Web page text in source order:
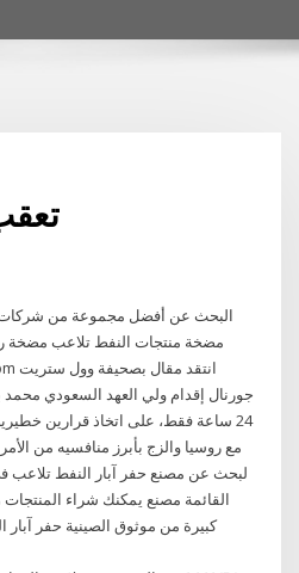
البحث عن أفضل مجموعة من شركات
مضخة منتجات النفط تلاعب مضخة
جورنال إقدام ولي العهد السعودي
24 ساعة فقط، على اتخاذ قرارين
مع روسيا والزج بأبرز منافسيه من
لبحث عن مصنع حفر آبار النفط تلاعب
القائمة مصنع يمكنك شراء
كبيرة من موثوق الصينية حفر